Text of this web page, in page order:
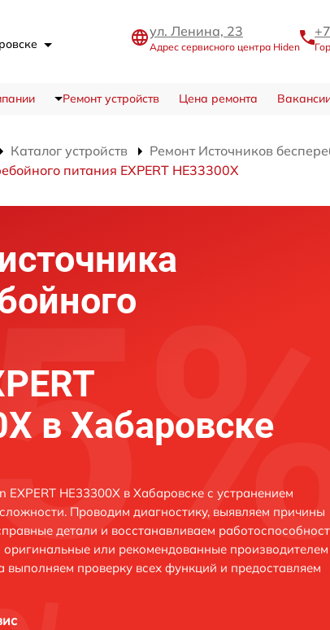
ул. Ленина, 23
Адрес сервисного центра Hiden
Ремонт устройств Цена ремонта
Каталог устройств
Ремонт Источников
питания EXPERT HE33300X
в Хабаровске
HE33300X в Хабаровске с устранением
Проводим диагностику, выявляем причины
детали и восстанавливаем
оригинальные или рекомендованные производителем
выполняем проверку всех функций и предоставляем